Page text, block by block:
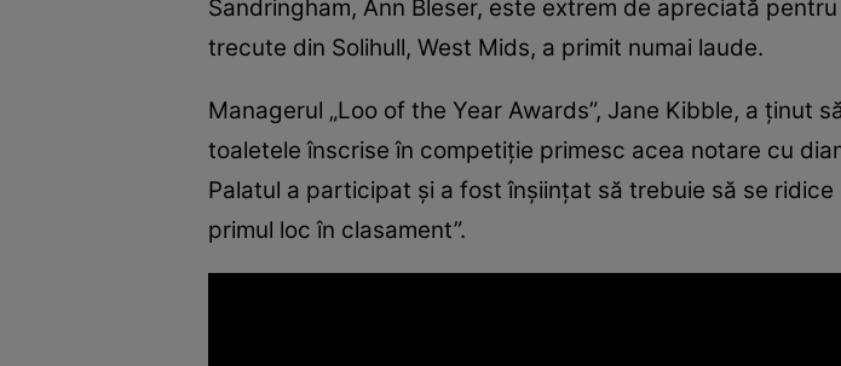
Sandringham, Ann Bleser, este extrem de apreciată
trecute din Solihull, West Mids, a primit numai laude.
Managerul „Loo of the Year Awards”, Jane Kibble, a ținut
toaletele înscrise în competiție primesc acea notare cu
Palatul a participat și a fost înșiințat să trebuie să se
primul loc în clasament”.